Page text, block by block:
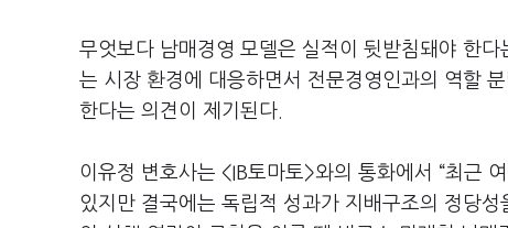
무엇보다 남매경영 모델은 실적이 뒷받침돼야 한
는 시장 환경에 대응하면서 전문경영인과의 역할
한다는 의견이 제기된다.
이유정 변호사는 <IB토마토>와의 통화에서 “최근
있지만 결국에는 독립적 성과가 지배구조의 정당